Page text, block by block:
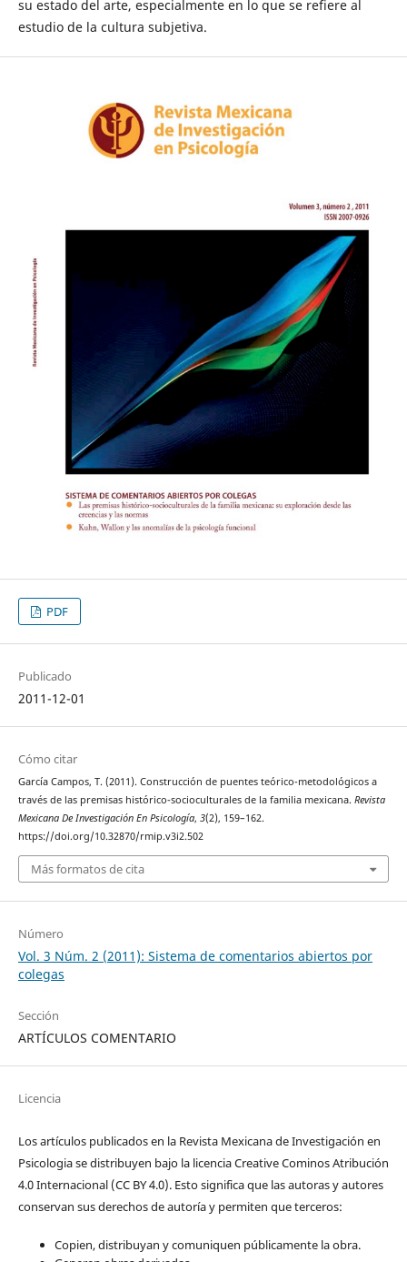
su estado del arte, especialmente en lo que se refiere al
estudio de la cultura subjetiva.
PDF
Publicado
2011-12-01
Cómo citar
García Campos, T. (2011). Construcción de puentes teórico-metodológicos a
través de las premisas histórico-socioculturales de la familia mexicana. Revista
Mexicana De Investigación En Psicología, 3(2), 159–162.
https://doi.org/10.32870/rmip.v3i2.502
Más formatos de cita
Número
Vol. 3 Núm. 2 (2011): Sistema de comentarios abiertos por
colegas
Sección
ARTÍCULOS COMENTARIO
Licencia
Los artículos publicados en la Revista Mexicana de Investigación en
Psicologia se distribuyen bajo la licencia Creative Cominos Atribución
4.0 Internacional (CC BY 4.0). Esto significa que las autoras y autores
conservan sus derechos de autoría y permiten que terceros:
Copien, distribuyan y comuniquen públicamente la obra.